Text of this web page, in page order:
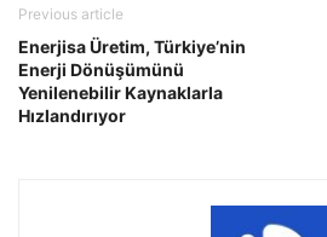
Previous article
Enerjisa Üretim, Türkiye’nin
Enerji Dönüşümünü
Yenilenebilir Kaynaklarla
Hızlandırıyor